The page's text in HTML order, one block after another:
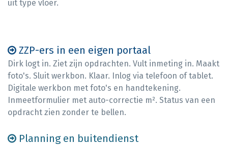
uit type vloer.
ZZP-ers in een eigen portaal
Dirk logt in. Ziet zijn opdrachten. Vult inmeting in. Maakt
foto's. Sluit werkbon. Klaar. Inlog via telefoon of tablet.
Digitale werkbon met foto's en handtekening.
Inmeetformulier met auto-correctie m². Status van een
opdracht zien zonder te bellen.
Planning en buitendienst